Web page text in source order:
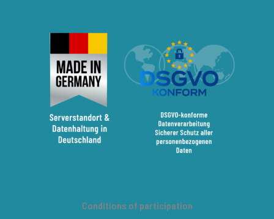
Conditions of participation